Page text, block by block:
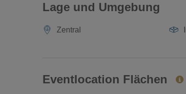
Lage und Umgebung
Zentral
Eventlocation Flächen